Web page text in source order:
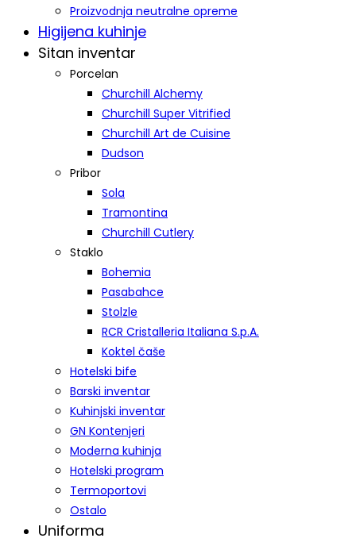
Proizvodnja neutralne opreme
Higijena kuhinje
Sitan inventar
Porcelan
Churchill Alchemy
Churchill Super Vitrified
Churchill Art de Cuisine
Dudson
Pribor
Sola
Tramontina
Churchill Cutlery
Staklo
Bohemia
Pasabahce
Stolzle
RCR Cristalleria Italiana S.p.A.
Koktel čaše
Hotelski bife
Barski inventar
Kuhinjski inventar
GN Kontenjeri
Moderna kuhinja
Hotelski program
Termoportovi
Ostalo
Uniforma